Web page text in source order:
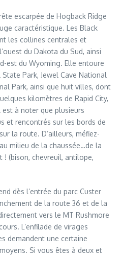
escarpée de Hogback Ridge
caractéristique. Les Black
les collines centrales et
du Dakota du Sud, ainsi
est du Wyoming. Elle entoure
Park, Jewel Cave National
Park, ainsi que huit villes, dont
kilomètres de Rapid City,
à noter que plusieurs
et rencontrés sur les bords de
la route. D’ailleurs, méfiez-
milieu de la chaussée…de la
! (bison, chevreuil, antilope,
dès l’entrée du parc Custer
de la route 36 et de la
vers le MT Rushmore
L’enfilade de virages
demandent une certaine
Si vous êtes à deux et